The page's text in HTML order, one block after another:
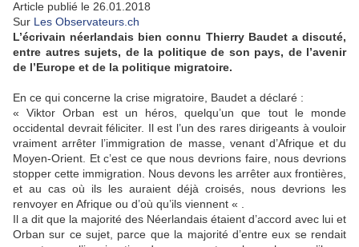
Article publié le 26.01.2018
Sur Les Observateurs.ch
L’écrivain néerlandais bien connu Thierry Baudet a discuté,
entre autres sujets, de la politique de son pays, de l’avenir
de l’Europe et de la politique migratoire.
En ce qui concerne la crise migratoire, Baudet a déclaré :
« Viktor Orban est un héros, quelqu’un que tout le monde
occidental devrait féliciter. Il est l’un des rares dirigeants à vouloir
vraiment arrêter l’immigration de masse, venant d’Afrique et du
Moyen-Orient. Et c’est ce que nous devrions faire, nous devrions
stopper cette immigration. Nous devons les arrêter aux frontières,
et au cas où ils les auraient déjà croisés, nous devrions les
renvoyer en Afrique ou d’où qu’ils viennent « .
Il a dit que la majorité des Néerlandais étaient d’accord avec lui et
Orban sur ce sujet, parce que la majorité d’entre eux se rendait